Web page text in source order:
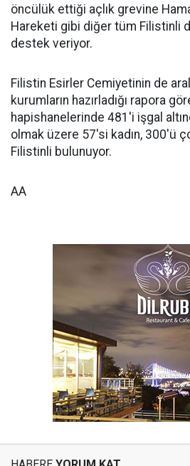
öncülük ettiği açlık grevine
Hareketi gibi diğer tüm Filistinli
destek veriyor.
Filistin Esirler Cemiyetinin de
kurumların hazırladığı rapora
hapishanelerinde 481'i işgal
olmak üzere 57'si kadın, 300'ü
Filistinli bulunuyor.
AA